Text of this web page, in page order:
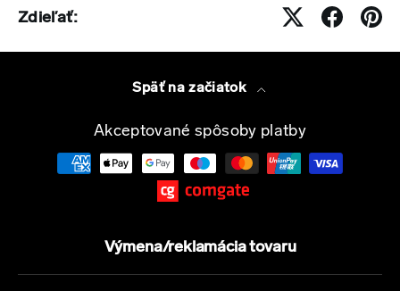
Zdieľať:
Späť na začiatok
Akceptované spôsoby platby
Výmena/reklamácia tovaru